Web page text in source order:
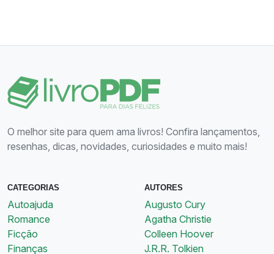
O melhor site para quem ama livros! Confira lançamentos,
resenhas, dicas, novidades, curiosidades e muito mais!
CATEGORIAS
Autoajuda
Romance
Ficção
Finanças
AUTORES
Augusto Cury
Agatha Christie
Colleen Hoover
J.R.R. Tolkien